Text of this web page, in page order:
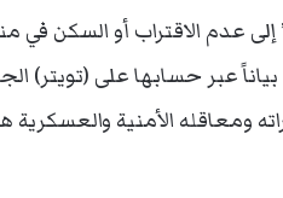
عدم الاقتراب أو السكن في
عبر حسابها على (تويتر)
ومعاقله الأمنية